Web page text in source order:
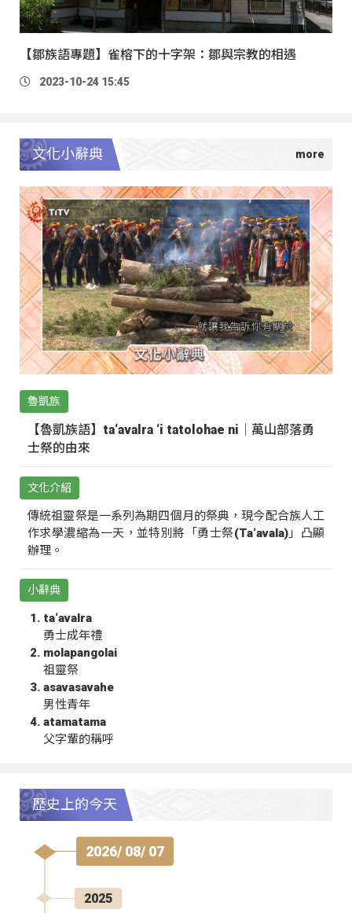
【鄒族語專題】雀榕下的十字架：鄒與宗教的相遇
2023-10-24 15:45
文化小辭典
魯凱族
【魯凱族語】ta‘avalra ‘i tatolohae ni｜萬山部落勇
士祭的由來
文化介紹
傳統祖靈祭是一系列為期四個月的祭典，現今配合族人工
作求學濃縮為一天，並特別將「勇士祭(Ta‘avala)」凸顯
辦理。
小辭典
ta‘avalra
勇士成年禮
molapangolai
祖靈祭
asavasavahe
男性青年
atamatama
父字輩的稱呼
歷史上的今天
2026/ 08/ 07
2025